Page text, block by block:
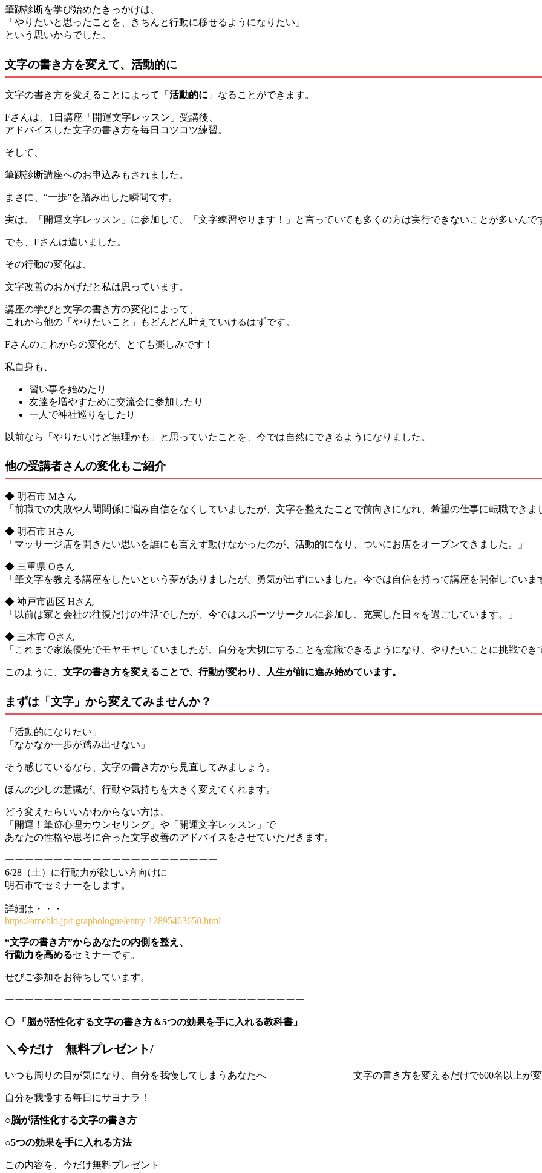
筆跡診断を学び始めたきっかけは、
「やりたいと思ったことを、きちんと行動に移せるようになりたい」
という思いからでした。
文字の書き方を変えて、活動的に
文字の書き方を変えることによって「 活動的に 」なることができます。
Fさんは、1日講座「開運文字レッスン」受講後、
アドバイスした文字の書き方を毎日コツコツ練習。
そして、
筆跡診断講座へのお申込みもされました。
まさに、“一歩”を踏み出した瞬間です。
実は、「開運文字レッスン」に参加して、「文字練習やります！」と言っていても多くの方は実行できないことが多いんで
でも、Fさんは違いました。
その行動の変化は、
文字改善のおかげだと私は思っています。
講座の学びと文字の書き方の変化によって、
これから他の「やりたいこと」もどんどん叶えていけるはずです。
Fさんのこれからの変化が、とても楽しみです！
私自身も、
習い事を始めたり
友達を増やすために交流会に参加したり
一人で神社巡りをしたり
以前なら「やりたいけど無理かも」と思っていたことを、今では自然にできるようになりました。
他の受講者さんの変化もご紹介
◆ 明石市 Mさん
「前職での失敗や人間関係に悩み自信をなくしていましたが、文字を整えたことで前向きになれ、希望の仕事に転職できま
◆ 明石市 Hさん
「マッサージ店を開きたい思いを誰にも言えず動けなかったのが、活動的になり、ついにお店をオープンできました。」
◆ 三重県 Oさん
「筆文字を教える講座をしたいという夢がありましたが、勇気が出ずにいました。今では自信を持って講座を開催していま
◆ 神戸市西区 Hさん
「以前は家と会社の往復だけの生活でしたが、今ではスポーツサークルに参加し、充実した日々を過ごしています。」
◆ 三木市 Oさん
「これまで家族優先でモヤモヤしていましたが、自分を大切にすることを意識できるようになり、やりたいことに挑戦でき
このように、 文字の書き方を変えることで、行動が変わり、人生が前に進み始めています。
まずは「文字」から変えてみませんか？
「活動的になりたい」
「なかなか一歩が踏み出せない」
そう感じているなら、文字の書き方から見直してみましょう。
ほんの少しの意識が、行動や気持ちを大きく変えてくれます。
どう変えたらいいかわからない方は、
「開運！筆跡心理カウンセリング」や「開運文字レッスン」で
あなたの性格や思考に合った文字改善のアドバイスをさせていただきます。
ーーーーーーーーーーーーーーーーーーーーーー
6/28（土）に行動力が欲しい方向けに
明石市でセミナーをします。
詳細は・・・
https://ameblo.jp/t-graphologue/entry-12895463650.html
“文字の書き方”からあなたの内側を整え、
行動力を高めるセミナーです。
せびご参加をお待ちしています。
ーーーーーーーーーーーーーーーーーーーーーーーーーーーーーーー
〇 「脳が活性化する文字の書き方＆5つの効果を手に入れる教科書」
＼今だけ 無料プレゼント/
いつも周りの目が気になり、自分を我慢してしまうあなたへ 文字の書き方を変えるだけで600名以上が変
自分を我慢する毎日にサヨナラ！
○脳が活性化する文字の書き方
○5つの効果を手に入れる方法
この内容を、今だけ無料プレゼント